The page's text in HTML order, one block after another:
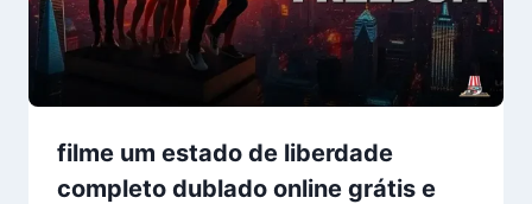
filme um estado de liberdade
completo dublado online grátis e